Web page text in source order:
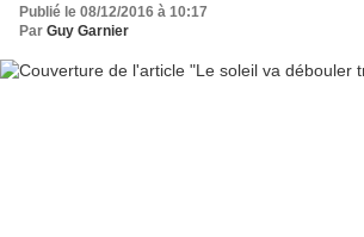
Publié le 08/12/2016 à 10:17
Par Guy Garnier